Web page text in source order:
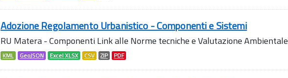
Adozione Regolamento Urbanistico - Componenti e Sistemi
RU Matera - Componenti Link alle Norme tecniche e Valutazione Ambientale
KML GeoJSON Excel XLSX CSV ZIP PDF